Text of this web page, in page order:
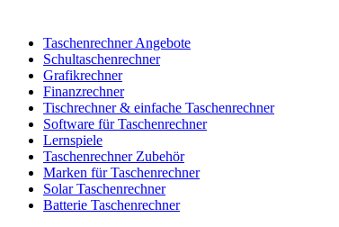
Taschenrechner Angebote
Schultaschenrechner
Grafikrechner
Finanzrechner
Tischrechner & einfache Taschenrechner
Software für Taschenrechner
Lernspiele
Taschenrechner Zubehör
Marken für Taschenrechner
Solar Taschenrechner
Batterie Taschenrechner